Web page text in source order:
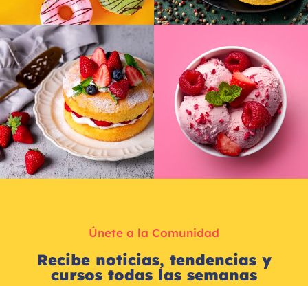
Únete a la Comunidad
Recibe noticias, tendencias y
cursos todas las semanas